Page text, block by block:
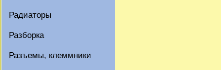
Радиаторы
Разборка
Разъемы, клеммники